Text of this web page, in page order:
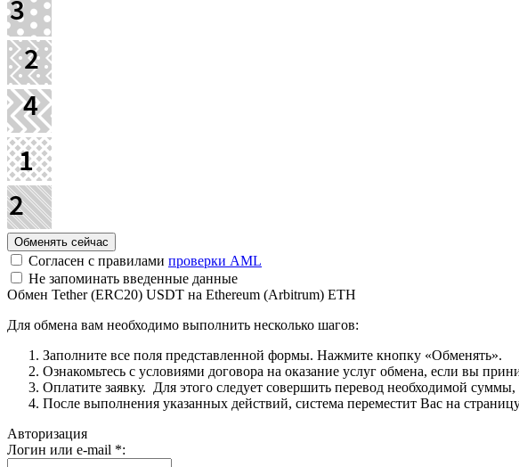
Согласен с правилами проверки AML
Не запоминать введенные данные
Обмен Tether (ERC20) USDT на Ethereum (Arbitrum) ETH
Для обмена вам необходимо выполнить несколько шагов:
Заполните все поля представленной формы. Нажмите кнопку «Обменять».
Ознакомьтесь с условиями договора на оказание услуг обмена, если вы
Оплатите заявку. Для этого следует совершить перевод необходимой
После выполнения указанных действий, система переместит Вас на
Авторизация
Логин или e-mail *: